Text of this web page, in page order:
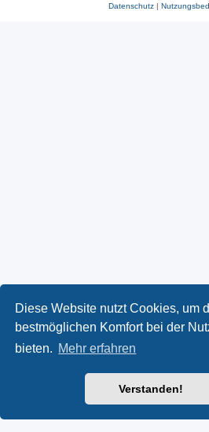
Diese Website nutzt Cookies, um
bestmöglichen Komfort bei der
bieten. Mehr erfahren
Verstanden!
Datenschutz|